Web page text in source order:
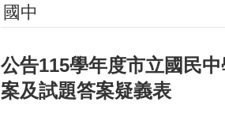
國中
公告115學年度市立國民
案及試題答案疑義表